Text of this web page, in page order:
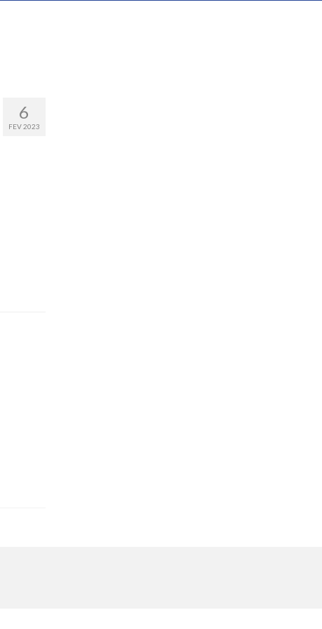
6
FEV 2023